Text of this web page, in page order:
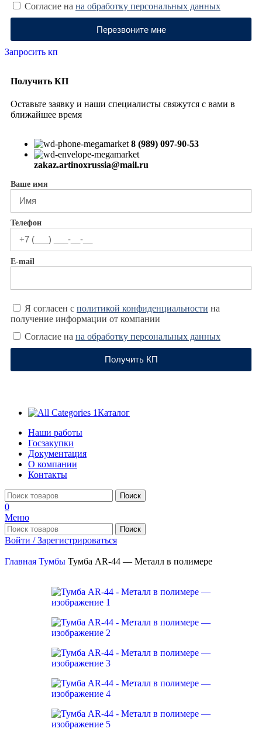
Согласие на на обработку персональных данных
Перезвоните мне
Запросить кп
Получить КП
Оставьте заявку и наши специалисты свяжутся с вами в
ближайшее время
8 (989) 097-90-53
zakaz.artinoxrussia@mail.ru
Ваше имя
Телефон
E-mail
Я согласен с политикой конфиденциальности на
получение информации от компании
Согласие на на обработку персональных данных
Получить КП
Каталог
Наши работы
Госзакупки
Документация
О компании
Контакты
Поиск
0
Меню
Поиск
Войти / Зарегистрироваться
Главная Тумбы Тумба AR-44 — Металл в полимере